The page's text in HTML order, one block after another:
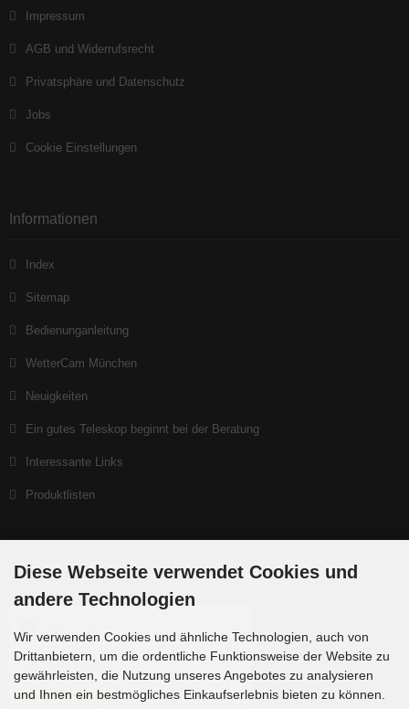
Impressum
AGB und Widerrufsrecht
Privatsphäre und Datenschutz
Jobs
Cookie Einstellungen
Informationen
Index
Sitemap
Bedienunganleitung
WetterCam München
Neuigkeiten
Ein gutes Teleskop beginnt bei der Beratung
Interessante Links
Produktlisten
Zahlungsmethoden
Diese Webseite verwendet Cookies und
andere Technologien
Wir verwenden Cookies und ähnliche Technologien, auch von
Drittanbietern, um die ordentliche Funktionsweise der Website zu
gewährleisten, die Nutzung unseres Angebotes zu analysieren
und Ihnen ein bestmögliches Einkaufserlebnis bieten zu können.